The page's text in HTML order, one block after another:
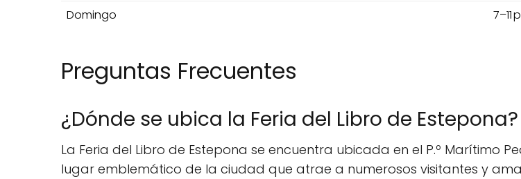
Domingo
7–11
Preguntas Frecuentes
¿Dónde se ubica la Feria del Libro de Estepona?
La Feria del Libro de Estepona se encuentra ubicada en el P.º Marítimo
lugar emblemático de la ciudad que atrae a numerosos visitantes y